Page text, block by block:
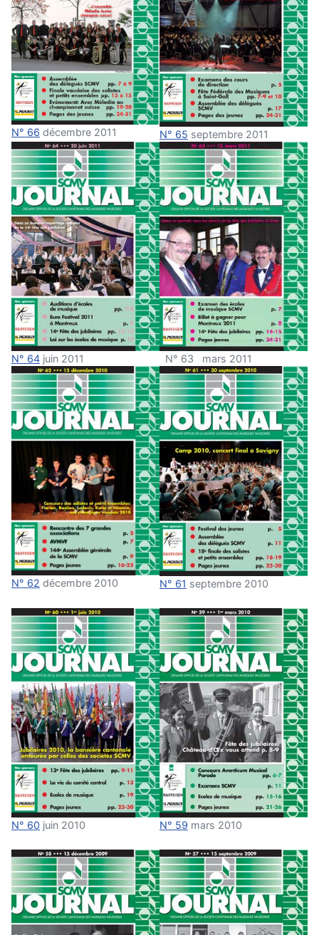
N° 66 décembre 2011 N° 65 septembre 2011
N° 64 juin 2011 N° 63 mars 2011
N° 62 décembre 2010 N° 61 septembre 2010
N° 60 juin 2010 N° 59 mars 2010